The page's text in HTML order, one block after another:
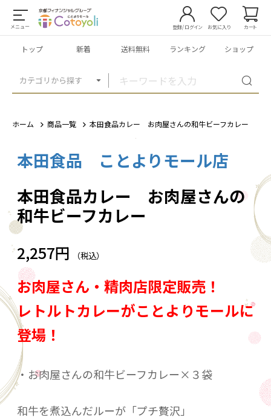
メニュー
カテゴリから探す
登録/ログイン お気に入り カート
トップ 新着 送料無料 ランキング ショップ
ホーム 商品一覧 本田食品カレー お肉屋さんの和牛ビーフカレー
本田食品 ことよりモール店
本田食品カレー お肉屋さんの
和牛ビーフカレー
2,257円 （税込）
お肉屋さん・精肉店限定販売！
レトルトカレーがことよりモールに
登場！
・お肉屋さんの和牛ビーフカレー×３袋
和牛を煮込んだルーが「プチ贅沢」